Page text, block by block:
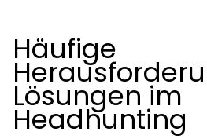
Häufige
Lösungen im
Headhunting